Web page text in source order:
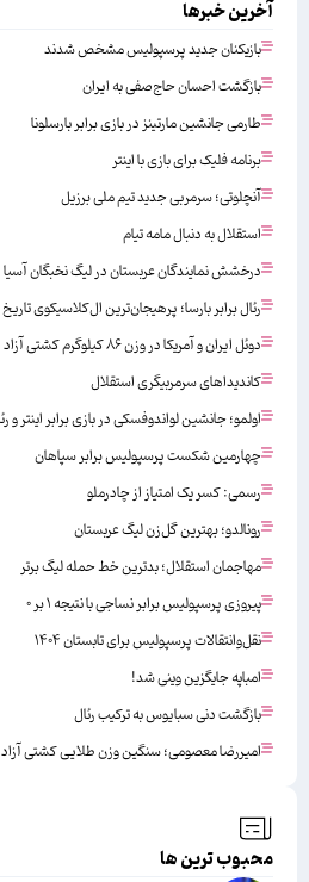
آخرین خبرها
بازیکنان جدید پرسپولیس مشخص شدند
بازگشت احسان حاج‌صفی به ایران
طارمی جانشین مارتینز در بازی برابر بارسلونا
برنامه فلیک برای بازی با اینتر
آنچلوتی؛ سرمربی جدید تیم ملی برزیل
استقلال به دنبال مامه تیام
درخشش نمایندگان عربستان در لیگ نخبگان آسیا
رئال برابر بارسا؛ پرهیجان‌‌ترین ال‌کلاسیکوی تاریخ
دوئل ایران و آمریکا در وزن ۸۶ کیلوگرم کشتی آزاد
کاندیداهای سرمربیگری استقلال
اولمو؛ جانشین لواندوفسکی در بازی برابر اینتر و رئال
چهارمین شکست پرسپولیس برابر سپاهان
رسمی: کسر یک امتیاز از چادرملو
رونالدو؛ بهترین گل‌زن لیگ عربستان
مهاجمان استقلال؛ بدترین خط حمله لیگ برتر
پیروزی پرسپولیس برابر نساجی با نتیجه ۱ بر ۰
نقل‌وانتقالات پرسپولیس برای تابستان ۱۴۰۴
امباپه جایگزین وینی شد!
بازگشت دنی سبایوس به ترکیب رئال
امیررضا معصومی؛ سنگین وزن طلایی کشتی آزاد
محبوب ترین ها